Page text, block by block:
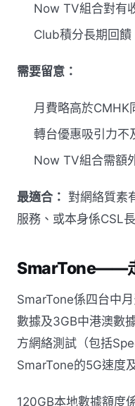
Now TV組合對有
Club積分長期回饋
需要留意：
月費略高於CMHK
轉台優惠吸引力不
Now TV組合需額
最適合： 對網絡質素
服務、或本身係CSL
SmarTone——
SmarTone係四台中
數據及3GB中港澳數
方網絡測試（包括
SmarTone的5G速度
120GB本地數據額度